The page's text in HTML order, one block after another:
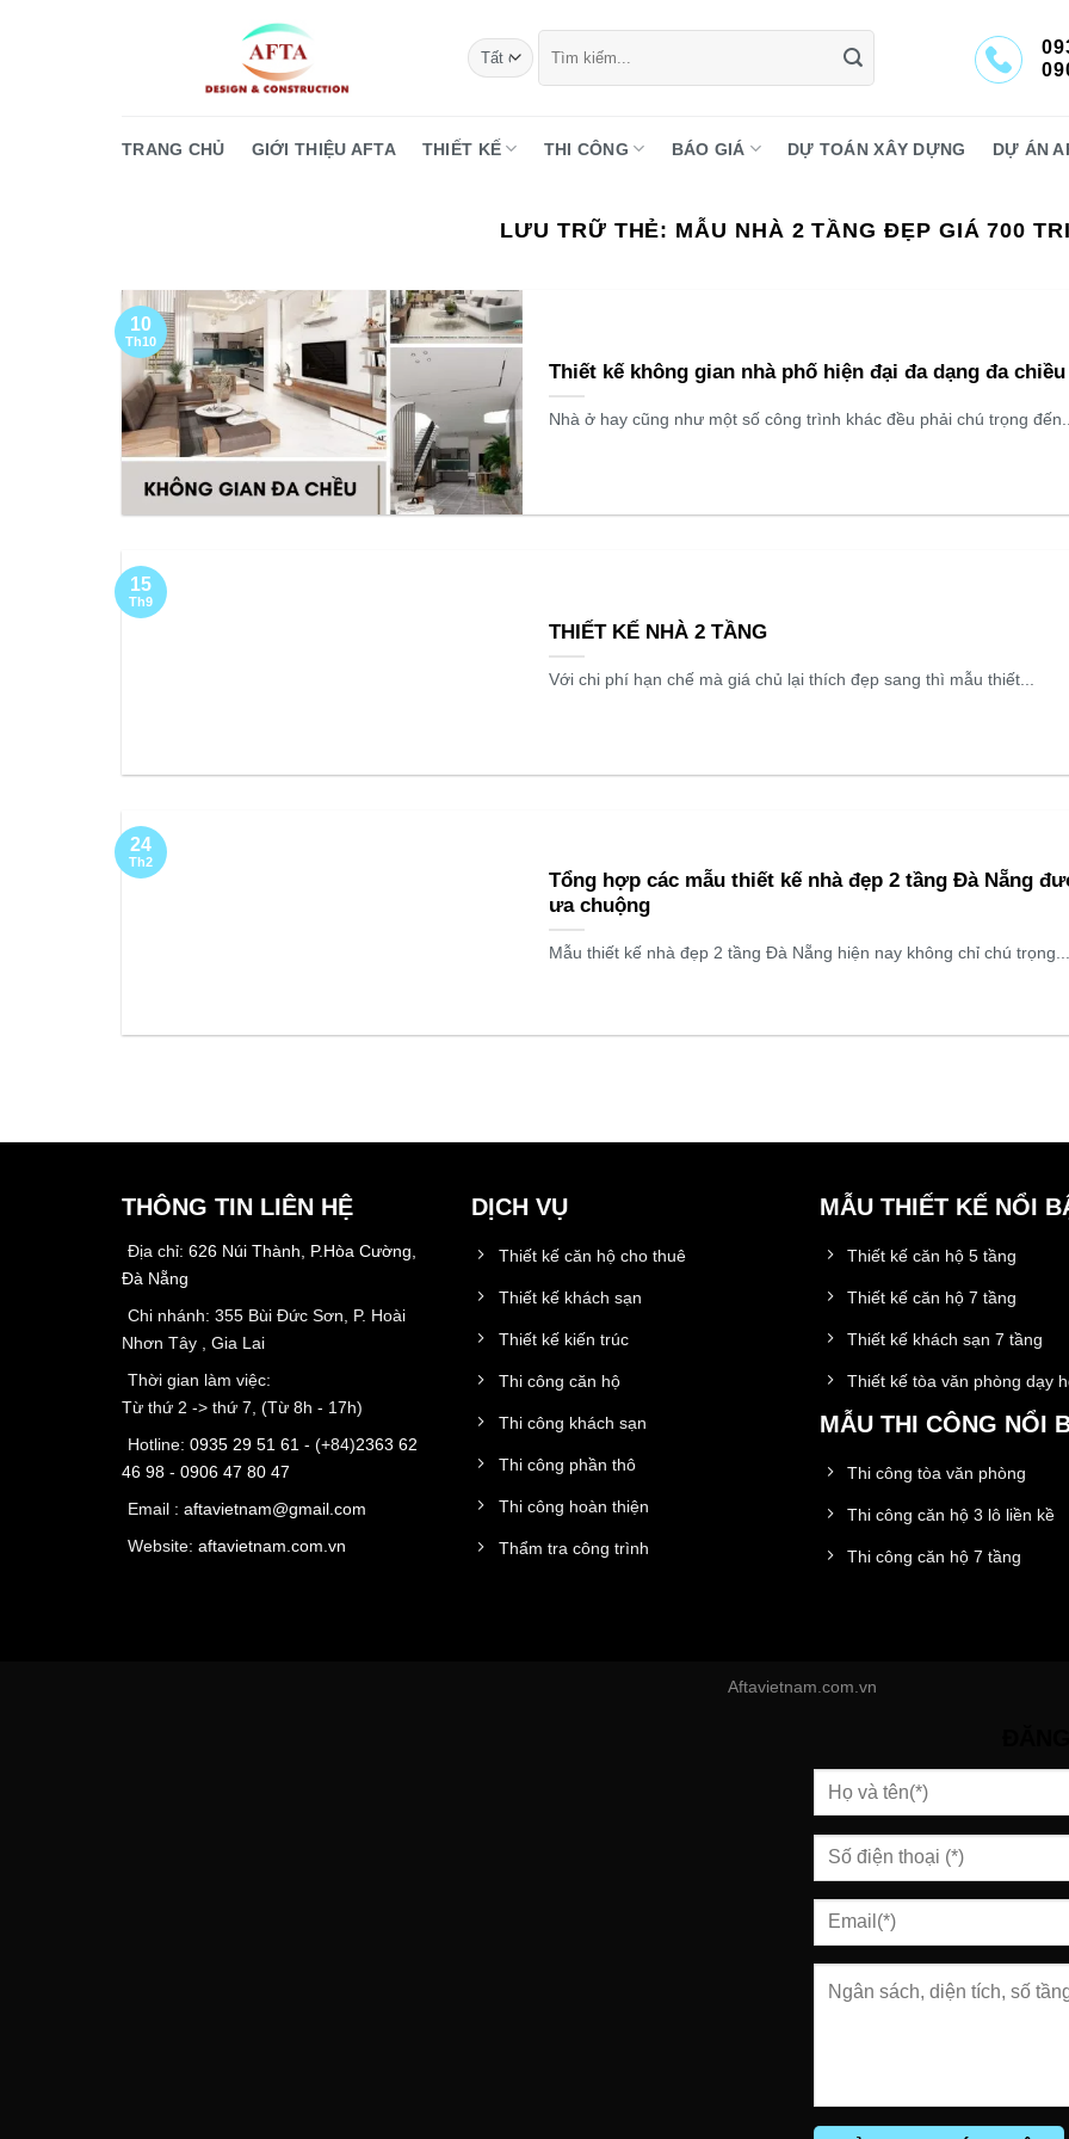
kiếm:
TRANG CHỦ GIỚI THIỆU AFTA THIẾT KẾ THI CÔNG BÁO GIÁ DỰ TOÁN XÂY DỰNG DỰ ÁN
LƯU TRỮ THẺ: MẪU NHÀ 2 TẦNG ĐẸP GIÁ 700
Thiết kế không gian nhà phố hiện đại đa dạng đa chiều
Nhà ở hay cũng như một số công trình khác đều phải chú trọng
10
Th10
THIẾT KẾ NHÀ 2 TẦNG
Với chi phí hạn chế mà giá chủ lại thích đẹp sang thì mẫu thiết...
15
Th9
Tổng hợp các mẫu thiết kế nhà đẹp 2 tầng Đà Nẵng
ưa chuộng
Mẫu thiết kế nhà đẹp 2 tầng Đà Nẵng hiện nay không chỉ chú trọng...
24
Th2
THÔNG TIN LIÊN HỆ
Địa chỉ: 626 Núi Thành, P.Hòa Cường,
Đà Nẵng
Chi nhánh: 355 Bùi Đức Sơn, P. Hoài
Nhơn Tây , Gia Lai
Thời gian làm việc:
Từ thứ 2 -> thứ 7, (Từ 8h - 17h)
Hotline: 0935 29 51 61 - (+84)2363 62
46 98 - 0906 47 80 47
Email : aftavietnam@gmail.com
Website: aftavietnam.com.vn
DỊCH VỤ
Thiết kế căn hộ cho thuê
Thiết kế khách sạn
Thiết kế kiến trúc
Thi công căn hộ
Thi công khách sạn
Thi công phần thô
Thi công hoàn thiện
Thẩm tra công trình
MẪU THIẾT KẾ NỔI
Thiết kế căn hộ 5 tầng
Thiết kế căn hộ 7 tầng
Thiết kế khách sạn 7 tầng
Thiết kế tòa văn phòng dạy
MẪU THI CÔNG NỔI
Thi công tòa văn phòng
Thi công căn hộ 3 lô liền kề
Thi công căn hộ 7 tầng
Aftavietnam.com.vn